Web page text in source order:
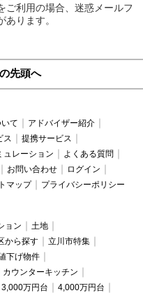
利用の場合、迷惑メールフ
あります。
先頭へ
て
アドバイザー紹介
ス
提携サービス
ュレーション
よくある質問
お問い合わせ
ログイン
マップ プライバシーポリシー
ョン
土地
から探す
立川市特集
下げ物件
カウンターキッチン
3,000万円台
4,000万円台